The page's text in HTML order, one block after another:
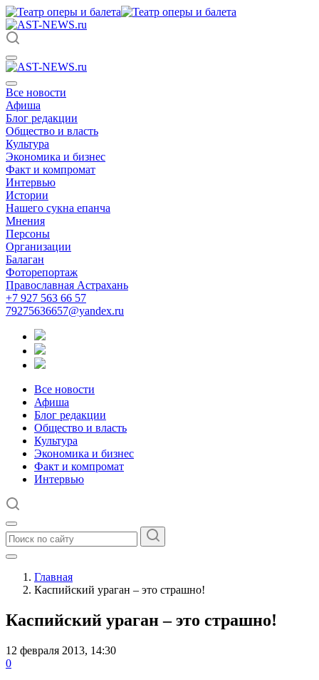
Все новости
Афиша
Блог редакции
Общество и власть
Культура
Экономика и бизнес
Факт и компромат
Интервью
Истории
Нашего сукна епанча
Мнения
Персоны
Организации
Балаган
Фоторепортаж
Православная Астрахань
+7 927 563 66 57
79275636657@yandex.ru
Все новости
Афиша
Блог редакции
Общество и власть
Культура
Экономика и бизнес
Факт и компромат
Интервью
Главная
Каспийский ураган – это страшно!
Каспийский ураган – это страшно!
12 февраля 2013, 14:30
0